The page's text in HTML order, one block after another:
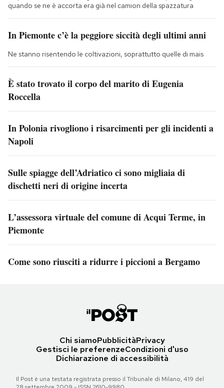
quando se ne è accorta era già nel camion della spazzatura
In Piemonte c’è la peggiore siccità degli ultimi anni
Ne stanno risentendo le coltivazioni, soprattutto quelle di mais
È stato trovato il corpo del marito di Eugenia
Roccella
In Polonia rivogliono i risarcimenti per gli incidenti a
Napoli
Sulle spiagge dell’Adriatico ci sono migliaia di
dischetti neri di origine incerta
L’assessora virtuale del comune di Acqui Terme, in
Piemonte
Come sono riusciti a ridurre i piccioni a Bergamo
Chi siamoPubblicitàPrivacy
Gestisci le preferenzeCondizioni d'uso
Dichiarazione di accessibilità
Il Post è una testata registrata presso il Tribunale di Milano, 419 del